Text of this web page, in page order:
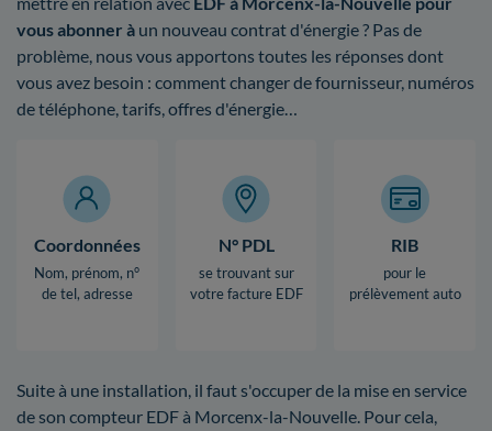
vous abonner à un nouveau contrat d'énergie ? Pas de
problème, nous vous apportons toutes les réponses dont
vous avez besoin : comment changer de fournisseur, numéros
de téléphone, tarifs, offres d'énergie…
Coordonnées
Nom, prénom, n°
de tel, adresse
N° PDL
se trouvant sur
votre facture EDF
RIB
pour le
prélèvement auto
Suite à une installation, il faut s'occuper de la mise en service
de son compteur EDF à Morcenx-la-Nouvelle. Pour cela,